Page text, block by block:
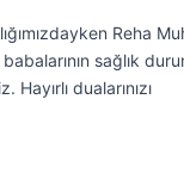
Reha
sağlık
dualarınızı